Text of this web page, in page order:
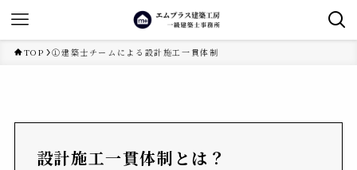
TOP ①建築士チームによる設計施工一貫体制
設計施工一貫体制とは？